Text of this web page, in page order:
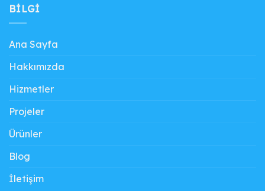
BILGI
Ana Sayfa
Hakkımızda
Hizmetler
Projeler
Ürünler
Blog
İletişim